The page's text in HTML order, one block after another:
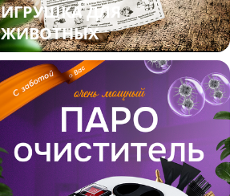
ИГРУШКА ДЛЯ
ЖИВОТНЫХ